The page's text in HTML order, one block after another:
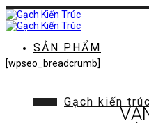
Chuyển
đến
nội
SẢN PHẨM
Gạch kiến trúc
[wpseo_breadcrumb]